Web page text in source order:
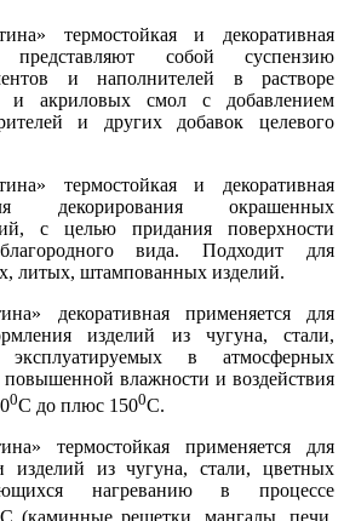
термостойкая и декоративная
собой суспензию
и наполнителей в растворе
и акриловых смол с добавлением
и других добавок целевого
термостойкая и декоративная
декорирования окрашенных
с целью придания поверхности
вида. Подходит для
литых, штампованных изделий.
декоративная применяется для
изделий из чугуна, стали,
в атмосферных
влажности и воздействия
0С до плюс 1500С.
термостойкая применяется для
изделий из чугуна, стали, цветных
нагреванию в процессе